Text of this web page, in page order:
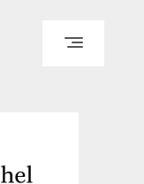
PORTFOLIO